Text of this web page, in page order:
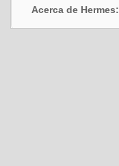
Acerca de Hermes: